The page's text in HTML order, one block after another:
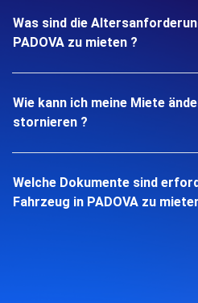
Was sind die
PADOVA zu mieten ?
Wie kann ich meine Miete
stornieren ?
Welche Dokumente sind
Fahrzeug in PADOVA zu